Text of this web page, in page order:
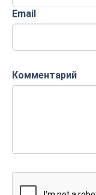
Email
Комментарий